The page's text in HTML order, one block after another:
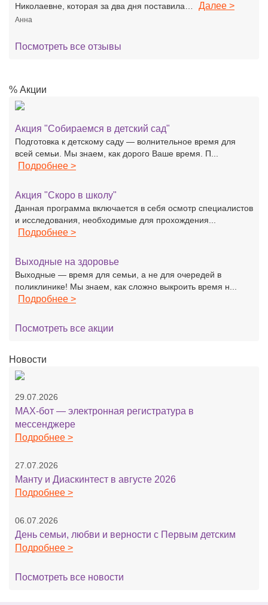
Николаевне, которая за два дня поставила…
Далее >
Анна
Посмотреть все отзывы
% Акции
Акция "Собираемся в детский сад"
Подготовка к детскому саду — волнительное время для
всей семьи. Мы знаем, как дорого Ваше время. П...
Подробнее >
Акция "Скоро в школу"
Данная программа включается в себя осмотр специалистов
и исследования, необходимые для прохождения...
Подробнее >
Выходные на здоровье
Выходные — время для семьи, а не для очередей в
поликлинике! Мы знаем, как сложно выкроить время н...
Подробнее >
Посмотреть все акции
Новости
29.07.2026
MAX-бот — электронная регистратура в
мессенджере
Подробнее >
27.07.2026
Манту и Диаскинтест в августе 2026
Подробнее >
06.07.2026
День семьи, любви и верности с Первым детским
Подробнее >
Посмотреть все новости